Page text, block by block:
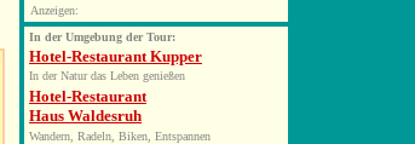
Anzeigen:
In der Umgebung der Tour:
Hotel-Restaurant Kupper
In der Natur das Leben genießen
Hotel-Restaurant
Haus Waldesruh
Wandern, Radeln, Biken, Entspannen